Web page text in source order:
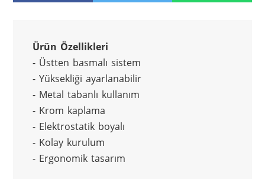
Ürün Özellikleri
- Üstten basmalı sistem
- Yüksekliği ayarlanabilir
- Metal tabanlı kullanım
- Krom kaplama
- Elektrostatik boyalı
- Kolay kurulum
- Ergonomik tasarım